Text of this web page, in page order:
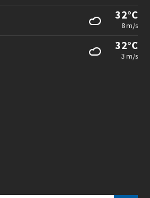
32°C
8 m/s
32°C
3 m/s